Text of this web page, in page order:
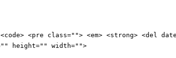
<pre class=""> <em> <strong> <del
height="" width="">